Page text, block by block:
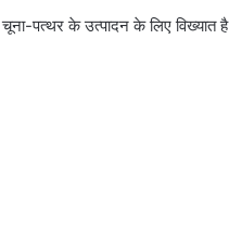
पत्थर के उत्पादन के लिए विख्यात है